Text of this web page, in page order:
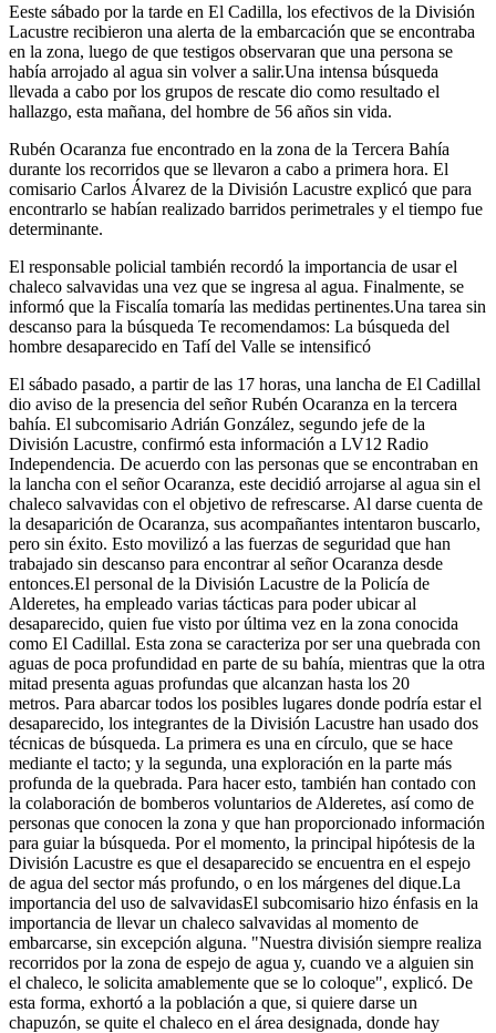
Eeste sábado por la tarde en El Cadilla, los efectivos de la División
Lacustre recibieron una alerta de la embarcación que se encontraba
en la zona, luego de que testigos observaran que una persona se
había arrojado al agua sin volver a salir.Una intensa búsqueda
llevada a cabo por los grupos de rescate dio como resultado el
hallazgo, esta mañana, del hombre de 56 años sin vida.
Rubén Ocaranza fue encontrado en la zona de la Tercera Bahía
durante los recorridos que se llevaron a cabo a primera hora. El
comisario Carlos Álvarez de la División Lacustre explicó que para
encontrarlo se habían realizado barridos perimetrales y el tiempo fue
determinante.
El responsable policial también recordó la importancia de usar el
chaleco salvavidas una vez que se ingresa al agua. Finalmente, se
informó que la Fiscalía tomaría las medidas pertinentes.Una tarea sin
descanso para la búsqueda Te recomendamos: La búsqueda del
hombre desaparecido en Tafí del Valle se intensificó
El sábado pasado, a partir de las 17 horas, una lancha de El Cadillal
dio aviso de la presencia del señor Rubén Ocaranza en la tercera
bahía. El subcomisario Adrián González, segundo jefe de la
División Lacustre, confirmó esta información a LV12 Radio
Independencia. De acuerdo con las personas que se encontraban en
la lancha con el señor Ocaranza, este decidió arrojarse al agua sin el
chaleco salvavidas con el objetivo de refrescarse. Al darse cuenta de
la desaparición de Ocaranza, sus acompañantes intentaron buscarlo,
pero sin éxito. Esto movilizó a las fuerzas de seguridad que han
trabajado sin descanso para encontrar al señor Ocaranza desde
entonces.El personal de la División Lacustre de la Policía de
Alderetes, ha empleado varias tácticas para poder ubicar al
desaparecido, quien fue visto por última vez en la zona conocida
como El Cadillal. Esta zona se caracteriza por ser una quebrada con
aguas de poca profundidad en parte de su bahía, mientras que la otra
mitad presenta aguas profundas que alcanzan hasta los 20
metros. Para abarcar todos los posibles lugares donde podría estar el
desaparecido, los integrantes de la División Lacustre han usado dos
técnicas de búsqueda. La primera es una en círculo, que se hace
mediante el tacto; y la segunda, una exploración en la parte más
profunda de la quebrada. Para hacer esto, también han contado con
la colaboración de bomberos voluntarios de Alderetes, así como de
personas que conocen la zona y que han proporcionado información
para guiar la búsqueda. Por el momento, la principal hipótesis de la
División Lacustre es que el desaparecido se encuentra en el espejo
de agua del sector más profundo, o en los márgenes del dique.La
importancia del uso de salvavidasEl subcomisario hizo énfasis en la
importancia de llevar un chaleco salvavidas al momento de
embarcarse, sin excepción alguna. "Nuestra división siempre realiza
recorridos por la zona de espejo de agua y, cuando ve a alguien sin
el chaleco, le solicita amablemente que se lo coloque", explicó. De
esta forma, exhortó a la población a que, si quiere darse un
chapuzón, se quite el chaleco en el área designada, donde hay